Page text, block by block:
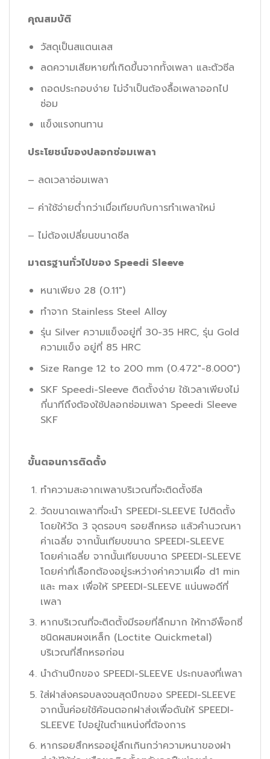
คุณสมบัติ
วัสดุเป็นสแตนเลส
ลดความเสียหายที่เกิดขึ้นจากทั้งเพลา และตัวซีล
ถอดประกอบง่าย ไม่จำเป็นต้องลื้อเพลาออกไป
ซ่อม
แข็งแรงทนทาน
ประโยชน์ของปลอกซ่อมเพลา
– ลดเวลาซ่อมเพลา
– ค่าใช้จ่ายต่ำกว่าเมื่อเทียบกับการทำเพลาใหม่
– ไม่ต้องเปลี่ยนขนาดซีล
มาตรฐานทั่วไปของ Speedi Sleeve
หนาเพียง 28 (0.11″)
ทำจาก Stainless Steel Alloy
รุ่น Silver ความแข็งอยู่ที่ 30-35 HRC, รุ่น Gold
ความแข็ง อยู่ที่ 85 HRC
Size Range 12 to 200 mm (0.472″-8.000″)
SKF Speedi-Sleeve ติดตั้งง่าย ใช้เวลาเพียงไม่
กี่นาทีถึงต้องใช้ปลอกซ่อมเพลา Speedi Sleeve
SKF
ขั้นตอนการติดตั้ง
ทำความสะอากเพลาบริเวณที่จะติดตั้งซีล
วัดขนาดเพลาที่จะนำ SPEEDI-SLEEVE ไปติดตั้ง
โดยให้วัด 3 จุดรอบๆ รอยสึกหรอ แล้วคำนวณหา
ค่าเฉลี่ย จากนั้นเทียบขนาด SPEEDI-SLEEVE
โดยค่าเฉลี่ย จากนั้นเทียบขนาด SPEEDI-SLEEVE
โดยค่าที่เลือกต้องอยู่ระหว่างค่าความเผื่อ d1 min
และ max เพื่อให้ SPEEDI-SLEEVE แน่นพอดีที่
เพลา
หากบริเวณที่จะติดตั้งมีรอยที่ลึกมาก ให้ทาอีพ็อกซี่
ชนิดผสมผงเหล็ก (Loctite Quickmetal)
บริเวณที่สึกหรอก่อน
นำด้านปีกของ SPEEDI-SLEEVE ประกบลงที่เพลา
ใส่ฝาส่งครอบลงจนสุดปีกของ SPEEDI-SLEEVE
จากนั้นค่อยใช้ค้อนตอกฝาส่งเพื่อดันให้ SPEEDI-
SLEEVE ไปอยู่ในตำแหน่งที่ต้องการ
หากรอยสึกหรออยู่ลึกเกินกว่าความหนาของฝา